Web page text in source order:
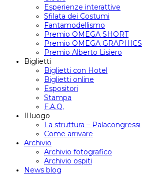
Esperienze interattive
Sfilata dei Costumi
Fantamodellismo
Premio OMEGA SHORT
Premio OMEGA GRAPHICS
Premio Alberto Lisiero
Biglietti
Biglietti con Hotel
Biglietti online
Espositori
Stampa
F.A.Q.
Il luogo
La struttura – Palacongressi
Come arrivare
Archivio
Archivio fotografico
Archivio ospiti
News blog